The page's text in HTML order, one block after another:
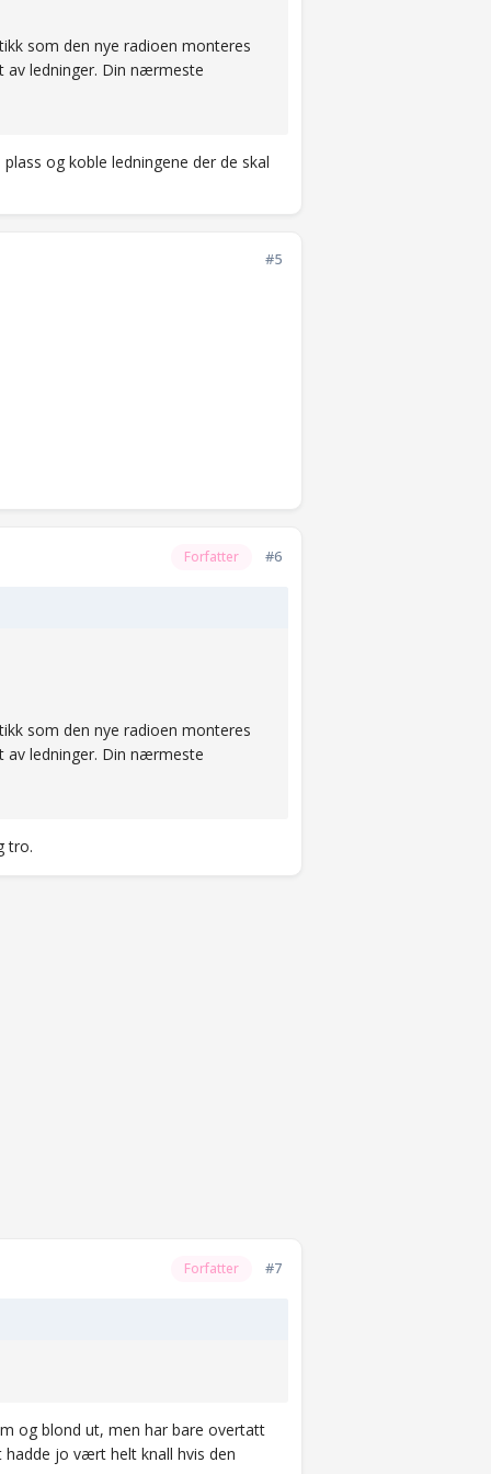
som den nye radioen monteres
av ledninger. Din nærmeste
og koble ledningene der de skal
#5
Forfatter #6
som den nye radioen monteres
av ledninger. Din nærmeste
tro.
Forfatter #7
og blond ut, men har bare overtatt
jo vært helt knall hvis den